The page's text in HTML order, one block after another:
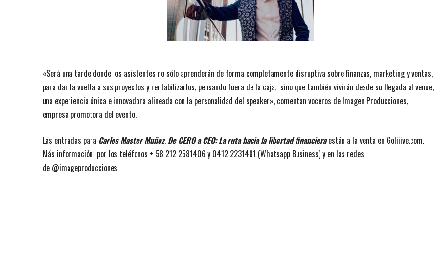
«Será una tarde donde los asistentes no sólo aprenderán de forma completamente disruptiva sobre finanzas, marketing y ventas,
para dar la vuelta a sus proyectos y rentabilizarlos, pensando fuera de la caja; sino que también vivirán desde su llegada al venue,
una experiencia única e innovadora alineada con la personalidad del speaker», comentan voceros de Imagen Producciones,
empresa promotora del evento.
Las entradas para Carlos Master Muñoz. De CERO a CEO: La ruta hacia la libertad financieraestán a la venta en Goliiive.com.
Más información por los teléfonos + 58 212 2581406 y 0412 2231481 (Whatsapp Business) y en las redes
de @imageproducciones